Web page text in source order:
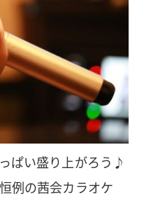
ぱい盛り上がろう♪
例の茜会カラオケ